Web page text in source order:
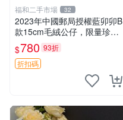
福和二手市場 32
2023年中國郵局授權藍卯卯B
款15cm毛絨公仔，限量珍藏
版 毛絨玩具 新年禮品 藍卯卯
限量版 15cm
$780 93折
折扣碼